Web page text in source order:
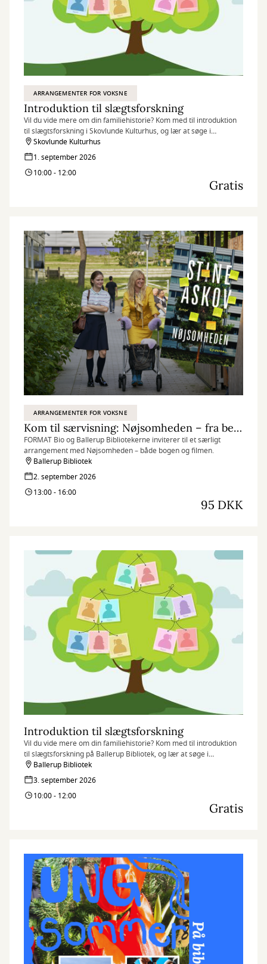
ARRANGEMENTER FOR VOKSNE
Introduktion til slægtsforskning
Vil du vide mere om din familiehistorie? Kom med til introduktion
til slægtsforskning i Skovlunde Kulturhus, og lær at søge i
databaser, finde dine aner og komme godt i gang med dit
stamtræ.
Skovlunde Kulturhus
1. september 2026
10:00 - 12:00
Gratis
ARRANGEMENTER FOR VOKSNE
Kom til særvisning: Nøjsomheden – fra bestseller til biografoplevelse
FORMAT Bio og Ballerup Bibliotekerne inviterer til et særligt
arrangement med Nøjsomheden – både bogen og filmen.
Ballerup Bibliotek
2. september 2026
13:00 - 16:00
95 DKK
Introduktion til slægtsforskning
Vil du vide mere om din familiehistorie? Kom med til introduktion
til slægtsforskning på Ballerup Bibliotek, og lær at søge i
databaser, finde dine aner og komme godt i gang med dit
stamtræ.
Ballerup Bibliotek
3. september 2026
10:00 - 12:00
Gratis